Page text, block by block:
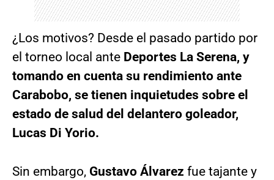
¿Los motivos? Desde el pasado partido por
el torneo local ante Deportes La Serena, y
tomando en cuenta su rendimiento ante
Carabobo, se tienen inquietudes sobre el
estado de salud del delantero goleador,
Lucas Di Yorio.
Sin embargo, Gustavo Álvarez fue tajante y